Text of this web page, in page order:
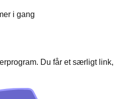
i gang
Du får et særligt